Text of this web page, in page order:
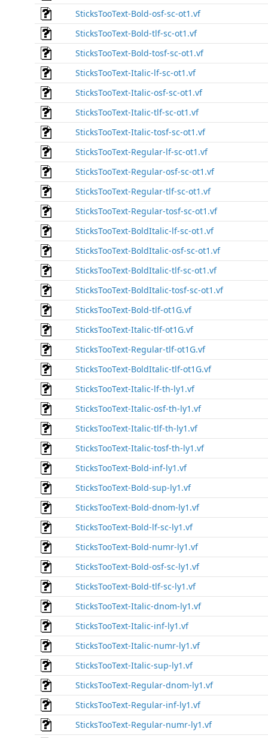
SticksTooText-Bold-osf-sc-ot1.vf
SticksTooText-Bold-tlf-sc-ot1.vf
SticksTooText-Bold-tosf-sc-ot1.vf
SticksTooText-Italic-lf-sc-ot1.vf
SticksTooText-Italic-osf-sc-ot1.vf
SticksTooText-Italic-tlf-sc-ot1.vf
SticksTooText-Italic-tosf-sc-ot1.vf
SticksTooText-Regular-lf-sc-ot1.vf
SticksTooText-Regular-osf-sc-ot1.vf
SticksTooText-Regular-tlf-sc-ot1.vf
SticksTooText-Regular-tosf-sc-ot1.vf
SticksTooText-BoldItalic-lf-sc-ot1.vf
SticksTooText-BoldItalic-osf-sc-ot1.vf
SticksTooText-BoldItalic-tlf-sc-ot1.vf
SticksTooText-BoldItalic-tosf-sc-ot1.vf
SticksTooText-Bold-tlf-ot1G.vf
SticksTooText-Italic-tlf-ot1G.vf
SticksTooText-Regular-tlf-ot1G.vf
SticksTooText-BoldItalic-tlf-ot1G.vf
SticksTooText-Italic-lf-th-ly1.vf
SticksTooText-Italic-osf-th-ly1.vf
SticksTooText-Italic-tlf-th-ly1.vf
SticksTooText-Italic-tosf-th-ly1.vf
SticksTooText-Bold-inf-ly1.vf
SticksTooText-Bold-sup-ly1.vf
SticksTooText-Bold-dnom-ly1.vf
SticksTooText-Bold-lf-sc-ly1.vf
SticksTooText-Bold-numr-ly1.vf
SticksTooText-Bold-osf-sc-ly1.vf
SticksTooText-Bold-tlf-sc-ly1.vf
SticksTooText-Italic-dnom-ly1.vf
SticksTooText-Italic-inf-ly1.vf
SticksTooText-Italic-numr-ly1.vf
SticksTooText-Italic-sup-ly1.vf
SticksTooText-Regular-dnom-ly1.vf
SticksTooText-Regular-inf-ly1.vf
SticksTooText-Regular-numr-ly1.vf